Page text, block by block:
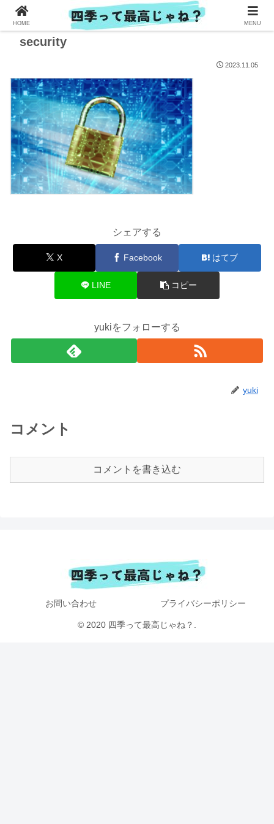
security
2023.11.05
シェアする
X Facebook はてブ
LINE コピー
yukiをフォローする
yuki
コメント
コメントを書き込む
お問い合わせ プライバシーポリシー
© 2020 四季って最高じゃね？.
HOME MENU